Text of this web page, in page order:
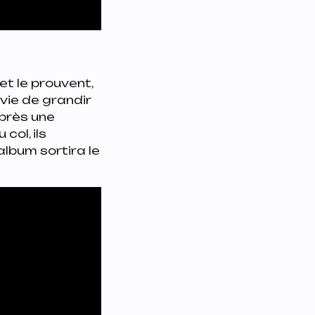
le prouvent,
de grandir
une
col, ils
sortira le